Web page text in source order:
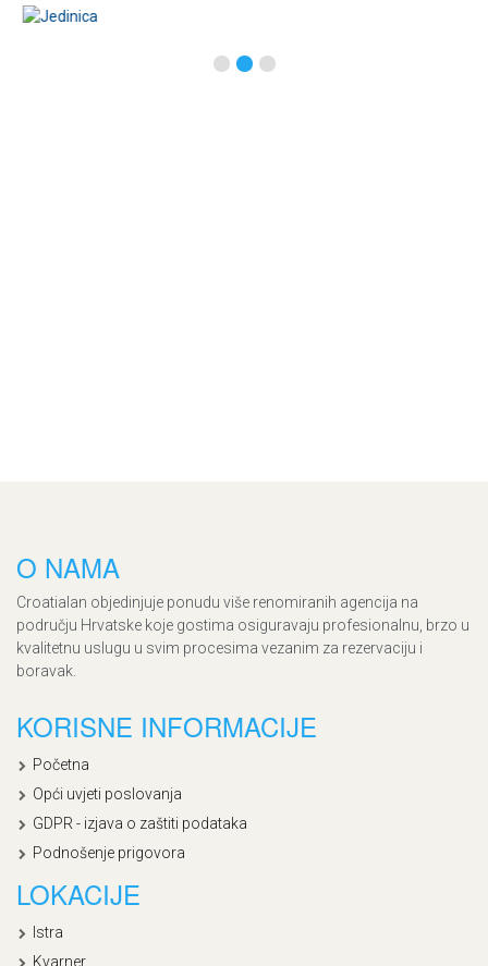
O NAMA
Croatialan objedinjuje ponudu više renomiranih agencija na
području Hrvatske koje gostima osiguravaju profesionalnu, brzo u
kvalitetnu uslugu u svim procesima vezanim za rezervaciju i
boravak.
KORISNE INFORMACIJE
Početna
Opći uvjeti poslovanja
GDPR - izjava o zaštiti podataka
Podnošenje prigovora
LOKACIJE
Istra
Kvarner